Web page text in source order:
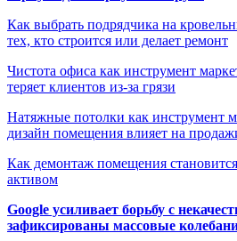
Как выбрать подрядчика на
тех, кто строится или делает ремонт
Чистота офиса как инструмент
теряет клиентов из-за грязи
Натяжные потолки как инструмент
дизайн помещения влияет на
Как демонтаж помещения
активом
Google усиливает борьбу с
зафиксированы массовые